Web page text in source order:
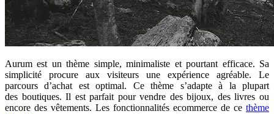
Aurum est un thème simple, minimaliste et pourtant efficace. Sa
simplicité procure aux visiteurs une expérience agréable. Le
parcours d’achat est optimal. Ce thème s’adapte à la plupart
des boutiques. Il est parfait pour vendre des bijoux, des livres ou
encore des vêtements. Les fonctionnalités ecommerce de ce thème